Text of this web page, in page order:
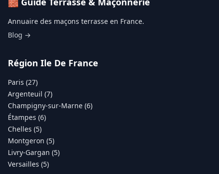
Annuaire des maçons terrasse en France.
Blog →
Région Ile De France
Paris (27)
Argenteuil (7)
Champigny-sur-Marne (6)
Étampes (6)
Chelles (5)
Montgeron (5)
Livry-Gargan (5)
Versailles (5)